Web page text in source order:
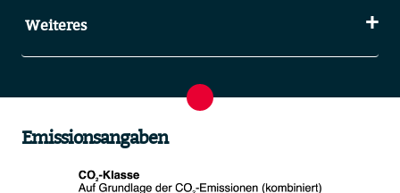
Weiteres
Emissionsangaben